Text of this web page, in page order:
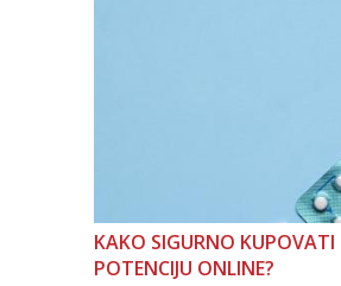
-
tel:0,93€ -
KAKO SIGURNO
POTENCIJU ONLINE?